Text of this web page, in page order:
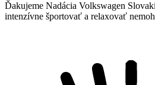
Ďakujeme Nadácia Volkswagen
intenzívne športovať a relaxovať